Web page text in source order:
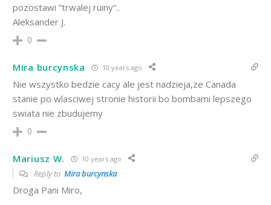
pozostawi ”trwalej ruiny”..
Aleksander J.
0
Mira burcynska 10 years ago
Nie wszystko bedzie cacy ale jest nadzieja,ze Canada
stanie po wlasciwej stronie historii bo bombami lepszego
swiata nie zbudujemy
0
Mariusz W. 10 years ago
Reply to Mira burcynska
Droga Pani Miro,